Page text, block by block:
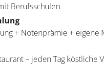
Berufsschulen
+ Notenprämie + eigene
– jeden Tag köstliche